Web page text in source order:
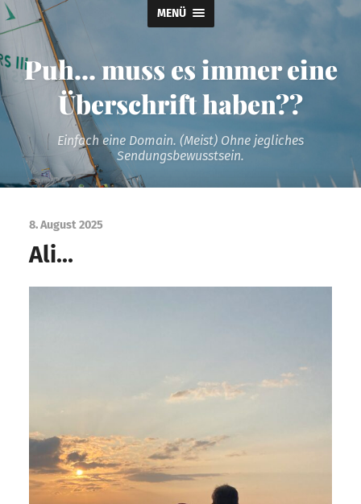
MENÜ
Puh... muss es immer eine
Überschrift haben??
Einfach eine Domain. (Meist) Ohne jegliches
Sendungsbewusstsein.
8. August 2025
Ali…